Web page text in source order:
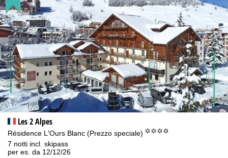
Les 2 Alpes
Résidence L'Ours Blanc (Prezzo speciale) °°°°
7 notti incl. skipass
per es. da 12/12/26